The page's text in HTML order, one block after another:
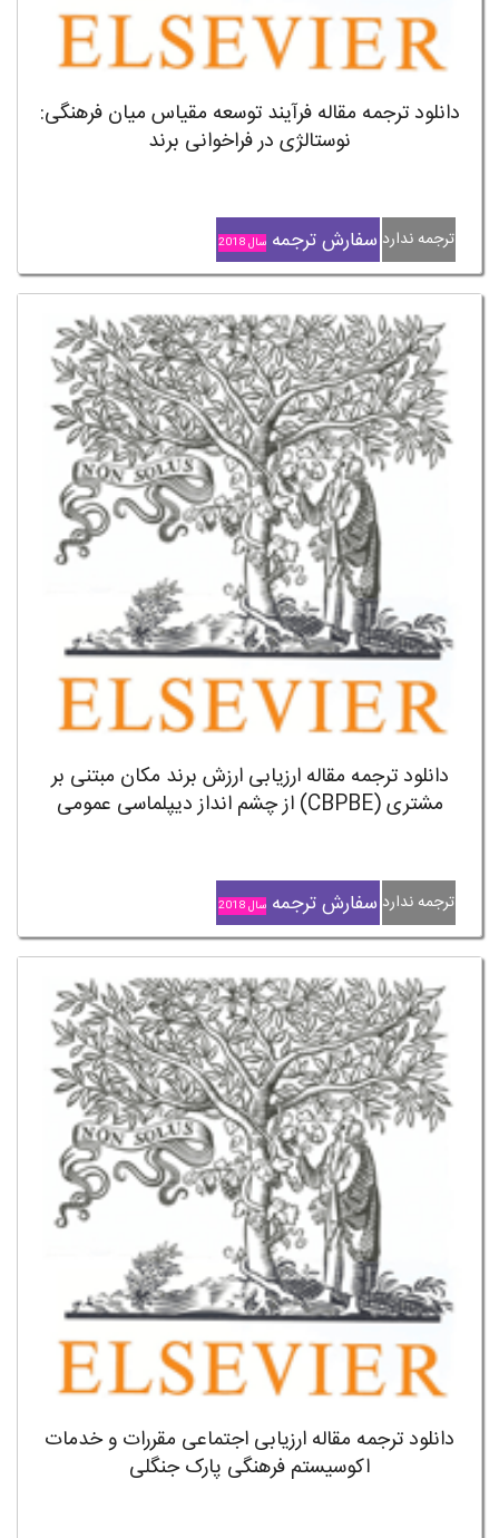
دانلود ترجمه مقاله فرآیند توسعه مقیاس میان فرهنگی:
نوستالژی در فراخوانی برند
ترجمه ندارد سفارش ترجمه سال 2018
دانلود ترجمه مقاله ارزیابی ارزش برند مکان مبتنی بر
مشتری (CBPBE) از چشم انداز دیپلماسی عمومی
ترجمه ندارد سفارش ترجمه سال 2018
دانلود ترجمه مقاله ارزیابی اجتماعی مقررات و خدمات
اکوسیستم فرهنگی پارک جنگلی